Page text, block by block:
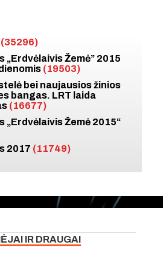
(35296)
„Erdvėlaivis Žemė” 2015
(19503)
bei naujausios žinios
bangas. LRT laida
(16677)
„Erdvėlaivis Žemė 2015“
2017 (11749)
IR DRAUGAI